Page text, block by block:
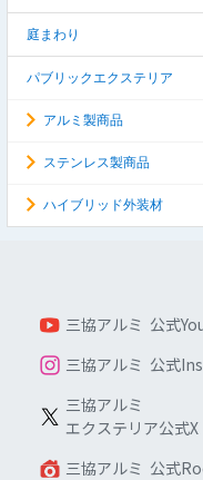
庭まわり
パブリックエクステリア
アルミ製商品
ステンレス製商品
ハイブリッド外装材
三協アルミ 公式
三協アルミ 公式
三協アルミ
エクステリア公式
三協アルミ 公式